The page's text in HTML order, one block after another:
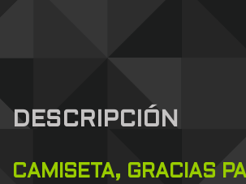
DESCRIPCIÓN
CAMISETA, GRACIAS